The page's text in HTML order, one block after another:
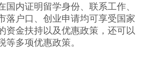
国内证明留学身份、联系工作、
落户口、创业申请均可享受国家
资金扶持以及优惠政策，还可以
等多项优惠政策。